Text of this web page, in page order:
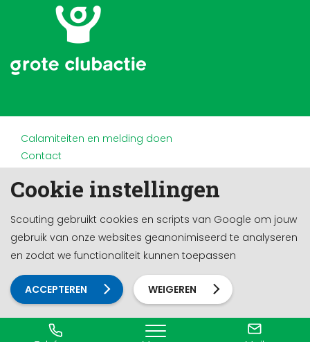
Cookie instellingen
Scouting gebruikt cookies en scripts van Google om jouw
gebruik van onze websites geanonimiseerd te analyseren
en zodat we functionaliteit kunnen toepassen
ACCEPTEREN WEIGEREN
Calamiteiten en melding doen
Contact
Doneren en nalaten
Privacy
Werken bij
Cookie-instellingen
Ontwikkeld door a&m impact